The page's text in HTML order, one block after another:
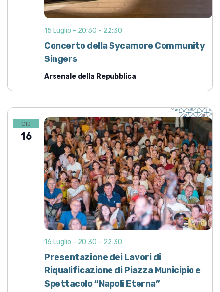
Concerto della Sycamore Community
Singers
15 Luglio - 20:30 - 22:30
Arsenale della Repubblica
GIO
16
Presentazione dei Lavori di
Riqualificazione di Piazza Municipio e
Spettacolo “Napoli Eterna”
16 Luglio - 20:30 - 22:30